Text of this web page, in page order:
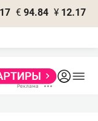
€ 94.84 ¥ 12.17